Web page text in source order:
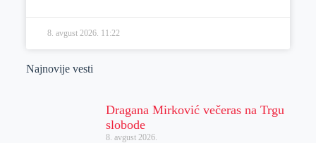
8. avgust 2026. 11:22
Najnovije vesti
Dragana Mirković večeras na Trgu
slobode
8. avgust 2026.